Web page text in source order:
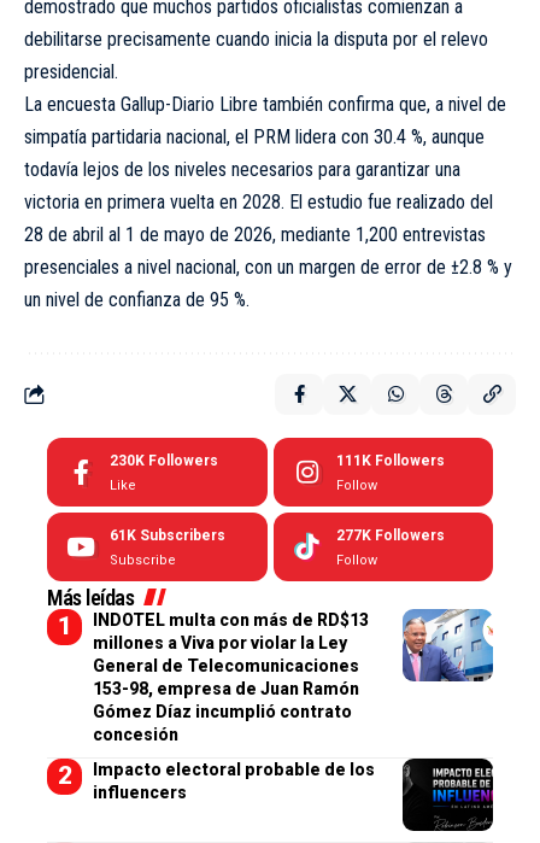
demostrado que muchos partidos oficialistas comienzan a
debilitarse precisamente cuando inicia la disputa por el relevo
presidencial.
La encuesta Gallup-Diario Libre también confirma que, a nivel de
simpatía partidaria nacional, el PRM lidera con 30.4 %, aunque
todavía lejos de los niveles necesarios para garantizar una
victoria en primera vuelta en 2028. El estudio fue realizado del
28 de abril al 1 de mayo de 2026, mediante 1,200 entrevistas
presenciales a nivel nacional, con un margen de error de ±2.8 % y
un nivel de confianza de 95 %.
230K Followers
Like
111K Followers
Follow
61K Subscribers
Subscribe
277K Followers
Follow
Más leídas
INDOTEL multa con más de RD$13
millones a Viva por violar la Ley
General de Telecomunicaciones
153-98, empresa de Juan Ramón
Gómez Díaz incumplió contrato
concesión
Impacto electoral probable de los
influencers